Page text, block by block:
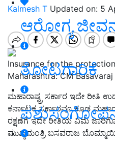
ಆರೋಗ್ಯ
ತೋಟಗಾರಿಕೆ
Kalmesh T Updated on: 5
Insurance for the
Maharashtra: CM
ಮಹಾರಾಷ್ಟ್ರ ಸರ್ಕಾರ ಇದೇ ರೀತಿ
ಕರ್ನಾಟಕ ಸರ್ಕಾರವೂ ಕೂಡ
ರಕ್ಷಣೆಗೆ ಇದೇ ರೀತಿಯ ವಿಮೆ
ಮುಖ್ಯಮಂತ್ರಿ ಬಸವರಾಜ ಬೊಮ್ಮಾಯಿ